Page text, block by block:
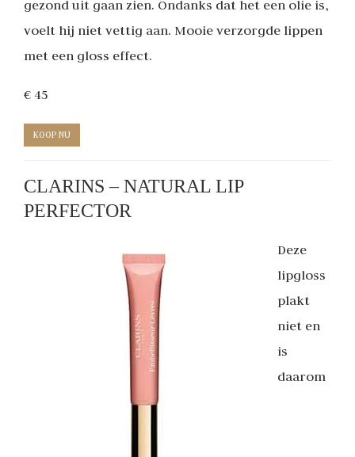
gezond uit gaan zien. Ondanks dat het een olie is,
voelt hij niet vettig aan. Mooie verzorgde lippen
met een gloss effect.
€ 45
KOOP NU
CLARINS – NATURAL LIP
PERFECTOR
Deze
lipgloss
plakt
niet en
is
daarom